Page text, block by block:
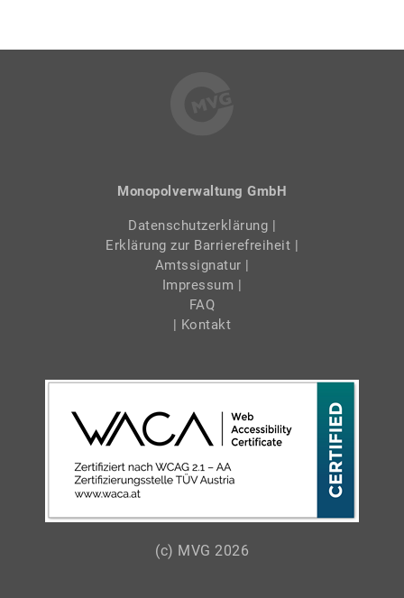
Monopolverwaltung GmbH
Datenschutzerklärung
Erklärung zur Barrierefreiheit
Amtssignatur
Impressum
FAQ
| Kontakt
(c) MVG 2026